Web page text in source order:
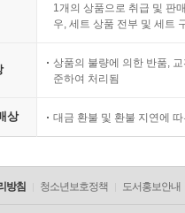
1개의 상품으로 취급 및 판
우, 세트 상품 전부 및 세트
상품의 불량에 의한 반품,
준하여 처리됨
상 대금 환불 및 환불 지연에
방침 청소년보호정책 도서홍보안내